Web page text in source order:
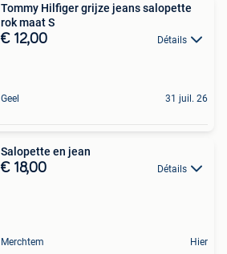
Tommy Hilfiger grijze jeans salopette
rok maat S
€ 12,00 Détails
Geel 31 juil. 26
Salopette en jean
€ 18,00 Détails
Merchtem Hier